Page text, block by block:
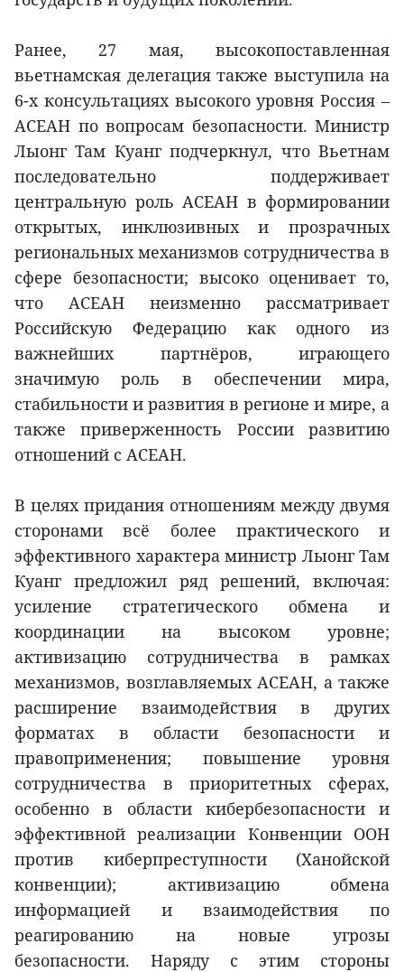
Ранее, 27 мая, высокопоставленная
вьетнамская делегация также выступила на
6-х консультациях высокого уровня Россия –
АСЕАН по вопросам безопасности. Министр
Лыонг Там Куанг подчеркнул, что Вьетнам
последовательно поддерживает
центральную роль АСЕАН в формировании
открытых, инклюзивных и прозрачных
региональных механизмов сотрудничества в
сфере безопасности; высоко оценивает то,
что АСЕАН неизменно рассматривает
Российскую Федерацию как одного из
важнейших партнёров, играющего
значимую роль в обеспечении мира,
стабильности и развития в регионе и мире, а
также приверженность России развитию
отношений с АСЕАН.
В целях придания отношениям между двумя
сторонами всё более практического и
эффективного характера министр Лыонг Там
Куанг предложил ряд решений, включая:
усиление стратегического обмена и
координации на высоком уровне;
активизацию сотрудничества в рамках
механизмов, возглавляемых АСЕАН, а также
расширение взаимодействия в других
форматах в области безопасности и
правоприменения; повышение уровня
сотрудничества в приоритетных сферах,
особенно в области кибербезопасности и
эффективной реализации Конвенции ООН
против киберпреступности (Ханойской
конвенции); активизацию обмена
информацией и взаимодействия по
реагированию на новые угрозы
безопасности. Наряду с этим стороны